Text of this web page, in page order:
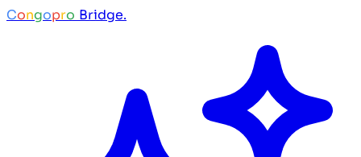
Congopro Bridge.